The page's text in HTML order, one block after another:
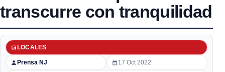
transcurre con tranquilidad
Prensa NJ
LOCALES
17 Oct 2022